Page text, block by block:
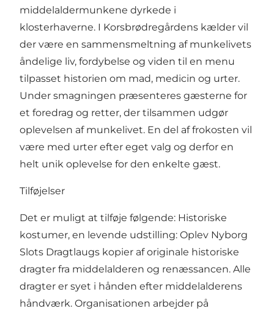
middelaldermunkene dyrkede i
klosterhaverne. I Korsbrødregårdens kælder vil
der være en sammensmeltning af munkelivets
åndelige liv, fordybelse og viden til en menu
tilpasset historien om mad, medicin og urter.
Under smagningen præsenteres gæsterne for
et foredrag og retter, der tilsammen udgør
oplevelsen af ​​munkelivet. En del af frokosten vil
være med urter efter eget valg og derfor en
helt unik oplevelse for den enkelte gæst.
Tilføjelser
Det er muligt at tilføje følgende: Historiske
kostumer, en levende udstilling: Oplev Nyborg
Slots Dragtlaugs kopier af originale historiske
dragter fra middelalderen og renæssancen. Alle
dragter er syet i hånden efter middelalderens
håndværk. Organisationen arbejder på